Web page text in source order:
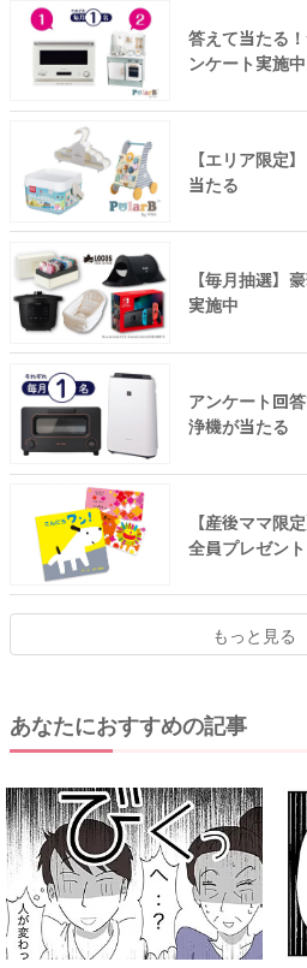
答えて当たる
ンケート実施中
【エリア限定
当たる
【毎月抽選】
実施中
アンケート回
浄機が当たる
【産後ママ限
全員プレゼント
もっと見る
あなたにおすすめの記事